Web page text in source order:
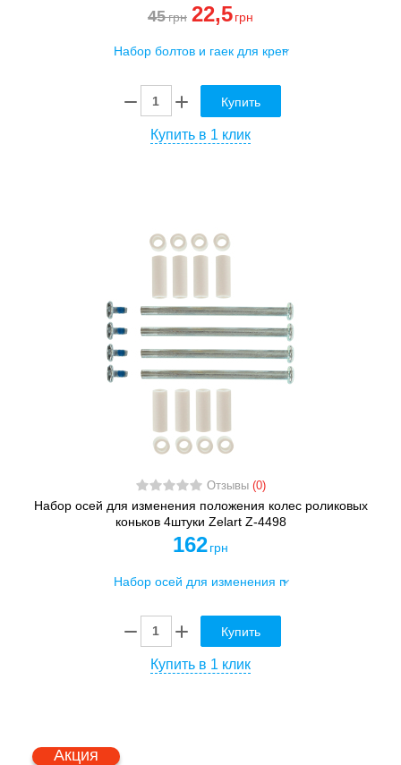
45грн 22,5 грн
Купить
Купить в 1 клик
Отзывы (0)
Набор осей для изменения положения колес роликовых
коньков 4штуки Zelart Z-4498
162 грн
Купить
Купить в 1 клик
Акция